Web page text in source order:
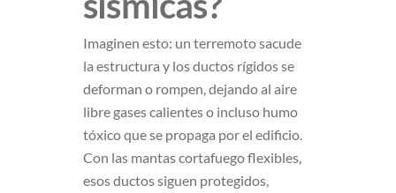
Imaginen esto: un terremoto sacude
la estructura y los ductos rígidos se
deforman o rompen, dejando al aire
libre gases calientes o incluso humo
tóxico que se propaga por el edificio.
Con las mantas cortafuego flexibles,
esos ductos siguen protegidos,